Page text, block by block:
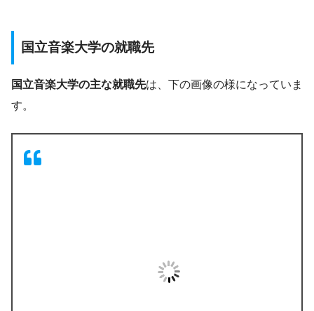
国立音楽大学の就職先
国立音楽大学の主な就職先は、下の画像の様になっていま
す。